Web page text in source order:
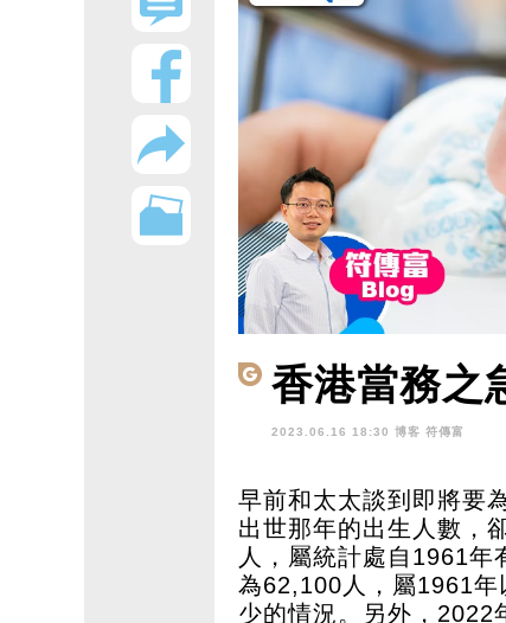
香港當務之
2023.06.16 18:30 博客 符傳富
早前和太太談到即將要
出世那年的出生人數，
人，屬統計處自1961年
為62,100人，屬1961年
少的情況。另外，2022